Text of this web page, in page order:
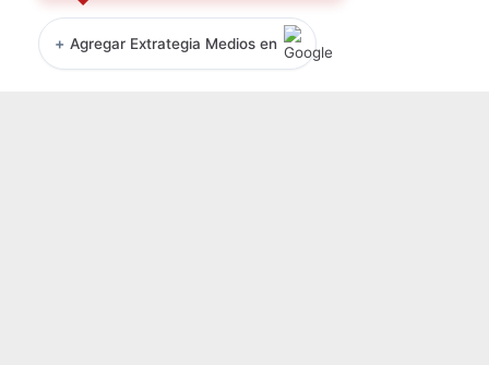
+ Agregar Extrategia Medios en